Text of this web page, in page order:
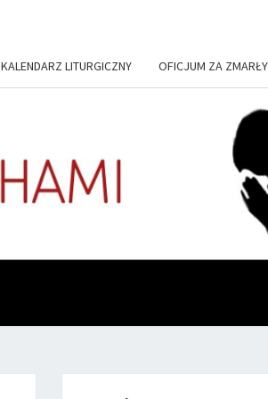
KALENDARZ LITURGICZNY OFICJUM ZA